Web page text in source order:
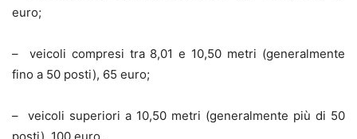
euro;
– veicoli compresi tra 8,01 e 10,50 metri (generalmente
fino a 50 posti), 65 euro;
– veicoli superiori a 10,50 metri (generalmente più di 50